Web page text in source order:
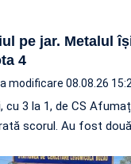
pe jar. Metalul
4
modificare 08.08.26
cu 3 la 1, de CS
scorul. Au fost